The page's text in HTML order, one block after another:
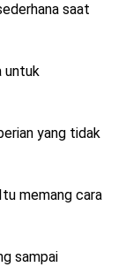
saat
untuk
yang tidak
memang cara
sampai